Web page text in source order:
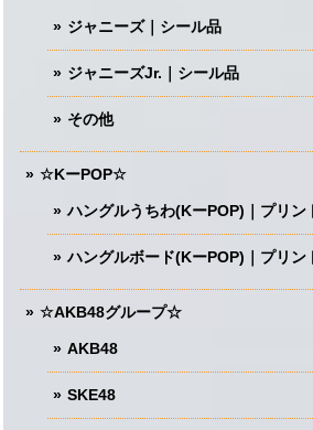
ジャニーズ｜シール品
ジャニーズJr.｜シール品
その他
☆KーPOP☆
ハングルうちわ(KーPOP)｜プリン
ハングルボード(KーPOP)｜プリン
☆AKB48グループ☆
AKB48
SKE48